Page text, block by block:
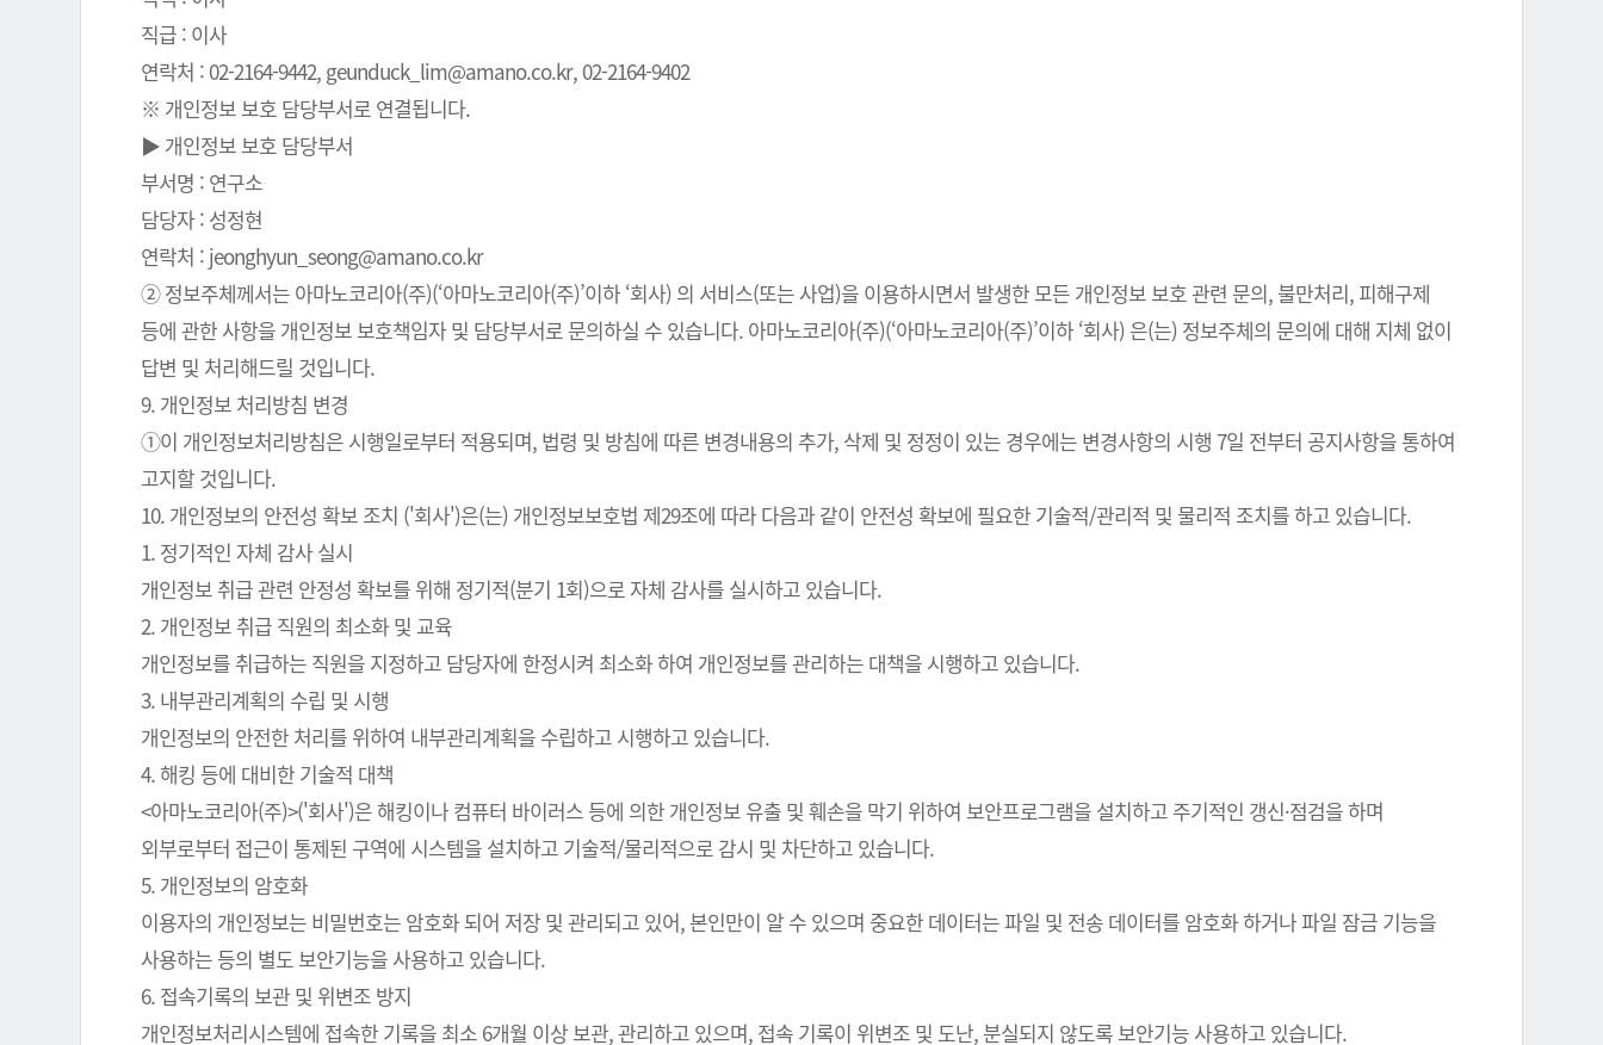
직급 : 이사
연락처 : 02-2164-9442, geunduck_lim@amano.co.kr, 02-2164-9402
※ 개인정보 보호 담당부서로 연결됩니다.
▶ 개인정보 보호 담당부서
부서명 : 연구소
담당자 : 성정현
연락처 : jeonghyun_seong@amano.co.kr
② 정보주체께서는 아마노코리아(주)(‘아마노코리아(주)’이하 ‘회사) 의 서비스(또는 사업)을 이용하시면서 발생한 모든 개인정보 보호 관련 문의, 불만처리, 피해구제
등에 관한 사항을 개인정보 보호책임자 및 담당부서로 문의하실 수 있습니다. 아마노코리아(주)(‘아마노코리아(주)’이하 ‘회사) 은(는) 정보주체의 문의에 대해 지체 없이
답변 및 처리해드릴 것입니다.
9. 개인정보 처리방침 변경
①이 개인정보처리방침은 시행일로부터 적용되며, 법령 및 방침에 따른 변경내용의 추가, 삭제 및 정정이 있는 경우에는 변경사항의 시행 7일 전부터 공지사항을 통하여
고지할 것입니다.
10. 개인정보의 안전성 확보 조치 ('회사')은(는) 개인정보보호법 제29조에 따라 다음과 같이 안전성 확보에 필요한 기술적/관리적 및 물리적 조치를 하고 있습니다.
1. 정기적인 자체 감사 실시
개인정보 취급 관련 안정성 확보를 위해 정기적(분기 1회)으로 자체 감사를 실시하고 있습니다.
2. 개인정보 취급 직원의 최소화 및 교육
개인정보를 취급하는 직원을 지정하고 담당자에 한정시켜 최소화 하여 개인정보를 관리하는 대책을 시행하고 있습니다.
3. 내부관리계획의 수립 및 시행
개인정보의 안전한 처리를 위하여 내부관리계획을 수립하고 시행하고 있습니다.
4. 해킹 등에 대비한 기술적 대책
<아마노코리아(주)>('회사')은 해킹이나 컴퓨터 바이러스 등에 의한 개인정보 유출 및 훼손을 막기 위하여 보안프로그램을 설치하고 주기적인 갱신·점검을 하며
외부로부터 접근이 통제된 구역에 시스템을 설치하고 기술적/물리적으로 감시 및 차단하고 있습니다.
5. 개인정보의 암호화
이용자의 개인정보는 비밀번호는 암호화 되어 저장 및 관리되고 있어, 본인만이 알 수 있으며 중요한 데이터는 파일 및 전송 데이터를 암호화 하거나 파일 잠금 기능을
사용하는 등의 별도 보안기능을 사용하고 있습니다.
6. 접속기록의 보관 및 위변조 방지
개인정보처리시스템에 접속한 기록을 최소 6개월 이상 보관, 관리하고 있으며, 접속 기록이 위변조 및 도난, 분실되지 않도록 보안기능 사용하고 있습니다.